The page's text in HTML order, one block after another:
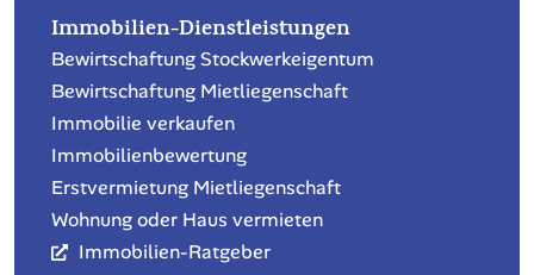
09:00 - 12:00
13:00 - 16:00
Treuhand-Dienstleistungen
Buchführung & Rechnungswesen
Personalwesen & Lohnbuchhaltung
Unternehmensberatung
Treuhand für Unternehmen
Beratung für Private